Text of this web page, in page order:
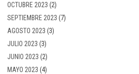
OCTUBRE 2023 (2)
SEPTIEMBRE 2023 (7)
AGOSTO 2023 (3)
JULIO 2023 (3)
JUNIO 2023 (2)
MAYO 2023 (4)